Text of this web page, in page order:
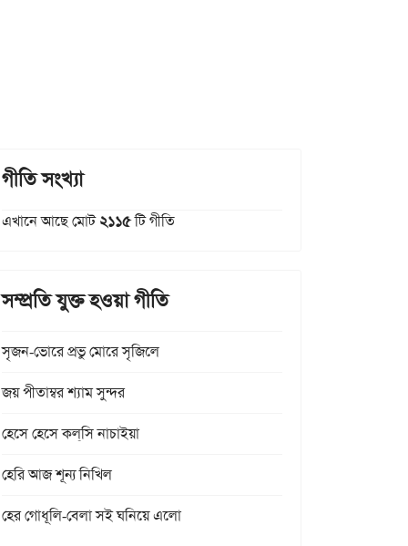
গীতি সংখ্যা
এখানে আছে মোট২১১৫টি গীতি
সম্প্রতি যুক্ত হওয়া গীতি
সৃজন-ভোরে প্রভু মোরে সৃজিলে
জয় পীতাম্বর শ্যাম সুন্দর
হেসে হেসে কল্‌সি নাচাইয়া
হেরি আজ শূন্য নিখিল
হের গোধূলি-বেলা সই ঘনিয়ে এলো